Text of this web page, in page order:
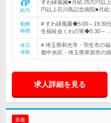
給与
すわ緑風園■月給:25万円以
円以上石川島記念病院■月
勤務
時間
# すわ緑風園◆5:00～19:30
生福祉会くわの実◆5:30～…
休日
休暇
# 埼玉県和光市・羽生市の
都中央区・埼玉県草加市の
求人詳細を見る
新着